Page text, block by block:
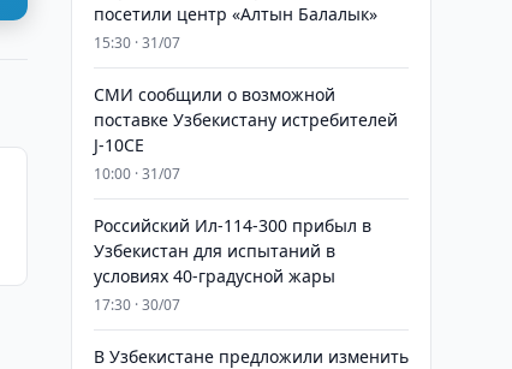
посетили центр «Алтын Балалык»
15:30 · 31/07
СМИ сообщили о возможной
поставке Узбекистану истребителей
J-10CE
10:00 · 31/07
Российский Ил-114-300 прибыл в
Узбекистан для испытаний в
условиях 40-градусной жары
17:30 · 30/07
В Узбекистане предложили изменить